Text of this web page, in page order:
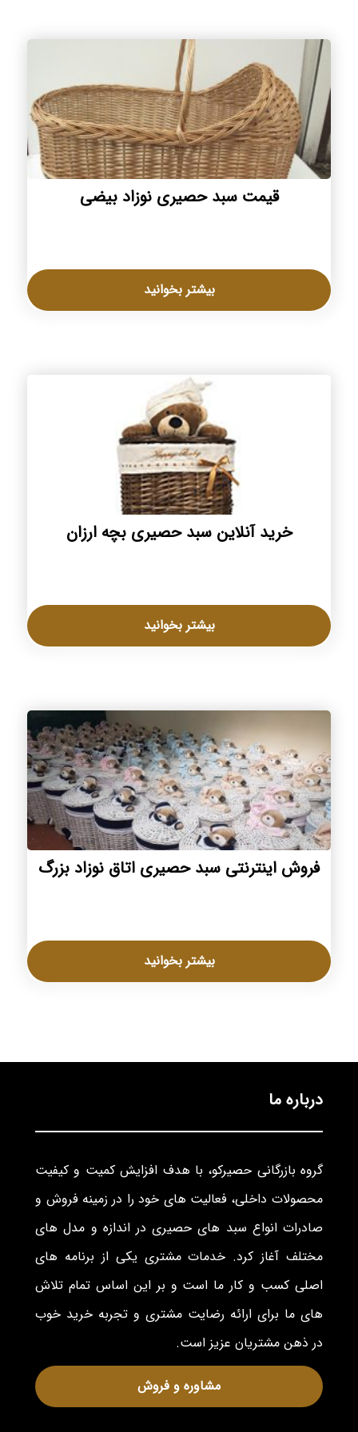
قیمت سبد حصیری نوزاد بیضی
بیشتر بخوانید
خرید آنلاین سبد حصیری بچه ارزان
بیشتر بخوانید
فروش اینترنتی سبد حصیری اتاق نوزاد بزرگ
بیشتر بخوانید
درباره ما
گروه بازرگانی حصیرکو، با هدف افزایش کمیت و کیفیت
محصولات داخلی، فعالیت های خود را در زمینه فروش و
صادرات انواع سبد های حصیری در اندازه و مدل های
مختلف آغاز کرد. خدمات مشتری یکی از برنامه های
اصلی کسب و کار ما است و بر این اساس تمام تلاش
های ما برای ارائه رضایت مشتری و تجربه خرید خوب
در ذهن مشتریان عزیز است.
مشاوره و فروش